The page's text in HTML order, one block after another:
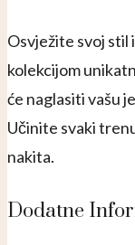
Osvježite svoj stil
kolekcijom
će naglasiti vašu
Učinite svaki
nakita.
Dodatne